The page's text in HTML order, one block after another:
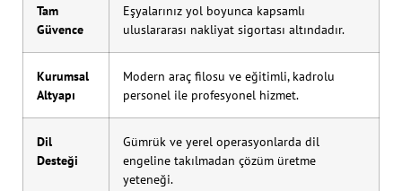
Tam
Güvence
Eşyalarınız yol boyunca kapsamlı
uluslararası nakliyat sigortası altındadır.
Kurumsal
Altyapı
Modern araç filosu ve eğitimli, kadrolu
personel ile profesyonel hizmet.
Dil
Desteği
Gümrük ve yerel operasyonlarda dil
engeline takılmadan çözüm üretme
yeteneği.